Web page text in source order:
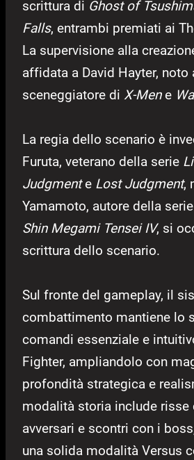
scrittura di Ghost of
Falls, entrambi premiati ai
La supervisione alla
affidata a David Hayter,
sceneggiatore di X-Mene
La regia dello scenario è
Furuta, veterano della serie
Judgmente Lost Judgment,
Yamamoto, autore della serie
Shin Megami Tensei IV, si
scrittura dello scenario.
Sul fronte del gameplay, il
combattimento mantiene lo
comandi essenziale e
Fighter, ampliandolo con
profondità strategica e
modalità storia include risse
avversari e scontri con i
una solida modalità Versus